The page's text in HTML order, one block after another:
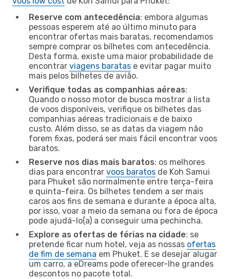
Reserve com antecedência: embora algumas
pessoas esperem até ao último minuto para
encontrar ofertas mais baratas, recomendamos
sempre comprar os bilhetes com antecedência.
Desta forma, existe uma maior probabilidade de
encontrar viagens baratas e evitar pagar muito
mais pelos bilhetes de avião.
Verifique todas as companhias aéreas:
Quando o nosso motor de busca mostrar a lista
de voos disponíveis, verifique os bilhetes das
companhias aéreas tradicionais e de baixo
custo. Além disso, se as datas da viagem não
forem fixas, poderá ser mais fácil encontrar voos
baratos.
Reserve nos dias mais baratos: os melhores
dias para encontrar voos baratos de Koh Samui
para Phuket são normalmente entre terça-feira
e quinta-feira. Os bilhetes tendem a ser mais
caros aos fins de semana e durante a época alta,
por isso, voar a meio da semana ou fora de época
pode ajudá-lo(a) a conseguir uma pechincha.
Explore as ofertas de férias na cidade: se
pretende ficar num hotel, veja as nossas ofertas
de fim de semana em Phuket. E se desejar alugar
um carro, a eDreams pode oferecer-lhe grandes
descontos no pacote total.